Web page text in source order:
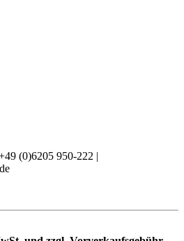
(0)6205 950-222 |